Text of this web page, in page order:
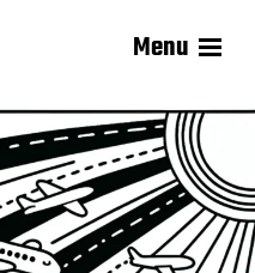
Menu